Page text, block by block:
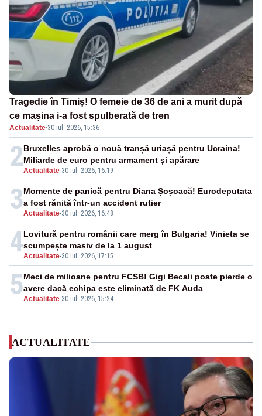
Tragedie în Timiș! O femeie de 36 de ani a murit după
ce mașina i-a fost spulberată de tren
Actualitate·30 iul. 2026, 15:36
2Actualitate-30 iul. 2026, 16:19
Bruxelles aprobă o nouă tranșă uriașă pentru Ucraina!
Miliarde de euro pentru armament și apărare
3Actualitate-30 iul. 2026, 16:48
Momente de panică pentru Diana Șoșoacă! Eurodeputata
a fost rănită într-un accident rutier
4Actualitate-30 iul. 2026, 17:15
Lovitură pentru românii care merg în Bulgaria! Vinieta se
scumpește masiv de la 1 august
5Actualitate-30 iul. 2026, 15:24
Meci de milioane pentru FCSB! Gigi Becali poate pierde o
avere dacă echipa este eliminată de FK Auda
ACTUALITATE